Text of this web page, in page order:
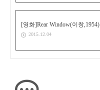
[영화]Rear Window(이창,1954)
2015.12.04